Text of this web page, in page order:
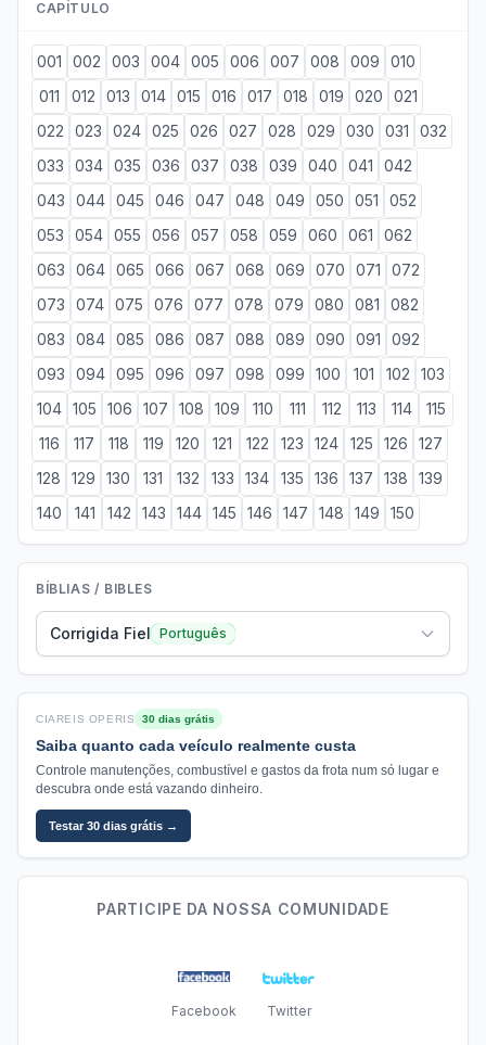
CAPÍTULO
001 002 003 004 005 006 007 008 009
010
011
012 013 014 015 016 017 018 019 020
021
022
023 024 025 026 027 028 029 030 031
032
033
034 035 036 037 038 039 040 041
042
043
044 045 046 047 048 049 050 051
052
053
054 055 056 057 058 059 060 061
062
063
064 065 066 067 068 069 070 071
072
073
074 075 076 077 078 079 080 081
082
083
084 085 086 087 088 089 090 091
092
093
094 095 096 097 098 099 100 101 102
103
104 105 106 107 108 109 110 111 112 113 114
115
116
117 118 119 120 121 122 123 124 125 126
127
128
129 130 131 132 133 134 135 136 137 138
139
140
141 142 143 144 145 146 147 148 149 150
BÍBLIAS / BIBLES
Corrigida Fiel Português
CIAREIS OPERIS 30 dias grátis
Saiba quanto cada veículo realmente custa
Controle manutenções, combustível e gastos da frota num só lugar e
descubra onde está vazando dinheiro.
Testar 30 dias grátis →
PARTICIPE DA NOSSA COMUNIDADE
Facebook Twitter